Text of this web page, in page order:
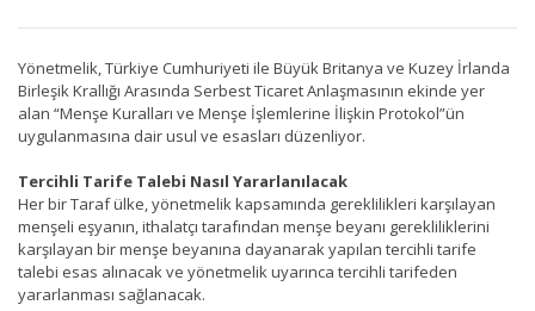
Yönetmelik, Türkiye Cumhuriyeti ile Büyük Britanya ve Kuzey İrlanda
Birleşik Krallığı Arasında Serbest Ticaret Anlaşmasının ekinde yer
alan “Menşe Kuralları ve Menşe İşlemlerine İlişkin Protokol”ün
uygulanmasına dair usul ve esasları düzenliyor.
Tercihli Tarife Talebi Nasıl Yararlanılacak
Her bir Taraf ülke, yönetmelik kapsamında gereklilikleri karşılayan
menşeli eşyanın, ithalatçı tarafından menşe beyanı gerekliliklerini
karşılayan bir menşe beyanına dayanarak yapılan tercihli tarife
talebi esas alınacak ve yönetmelik uyarınca tercihli tarifeden
yararlanması sağlanacak.